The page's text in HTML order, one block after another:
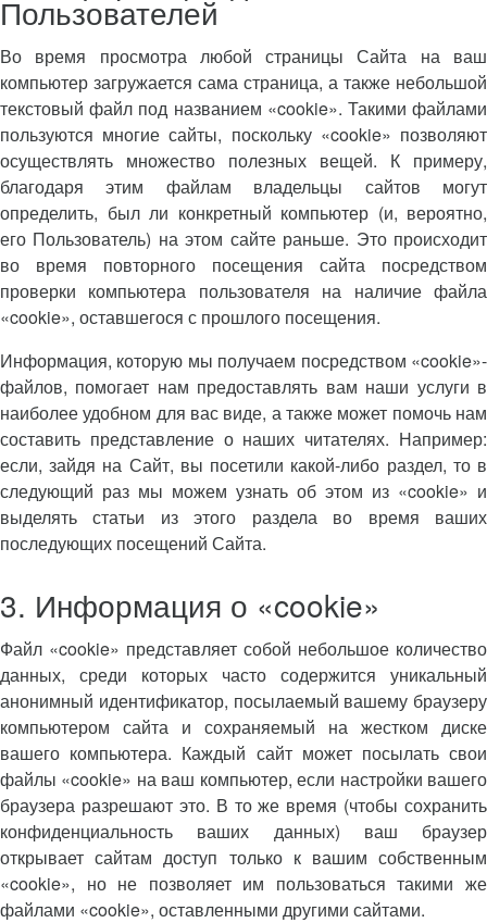
Пользователей
Во время просмотра любой страницы Сайта на ваш
компьютер загружается сама страница, а также небольшой
текстовый файл под названием «cookie». Такими файлами
пользуются многие сайты, поскольку «cookie» позволяют
осуществлять множество полезных вещей. К примеру,
благодаря этим файлам владельцы сайтов могут
определить, был ли конкретный компьютер (и, вероятно,
его Пользователь) на этом сайте раньше. Это происходит
во время повторного посещения сайта посредством
проверки компьютера пользователя на наличие файла
«cookie», оставшегося с прошлого посещения.
Информация, которую мы получаем посредством «cookie»-
файлов, помогает нам предоставлять вам наши услуги в
наиболее удобном для вас виде, а также может помочь нам
составить представление о наших читателях. Например:
если, зайдя на Сайт, вы посетили какой-либо раздел, то в
следующий раз мы можем узнать об этом из «cookie» и
выделять статьи из этого раздела во время ваших
последующих посещений Сайта.
3. Информация о «cookie»
Файл «cookie» представляет собой небольшое количество
данных, среди которых часто содержится уникальный
анонимный идентификатор, посылаемый вашему браузеру
компьютером сайта и сохраняемый на жестком диске
вашего компьютера. Каждый сайт может посылать свои
файлы «cookie» на ваш компьютер, если настройки вашего
браузера разрешают это. В то же время (чтобы сохранить
конфиденциальность ваших данных) ваш браузер
открывает сайтам доступ только к вашим собственным
«cookie», но не позволяет им пользоваться такими же
файлами «cookie», оставленными другими сайтами.